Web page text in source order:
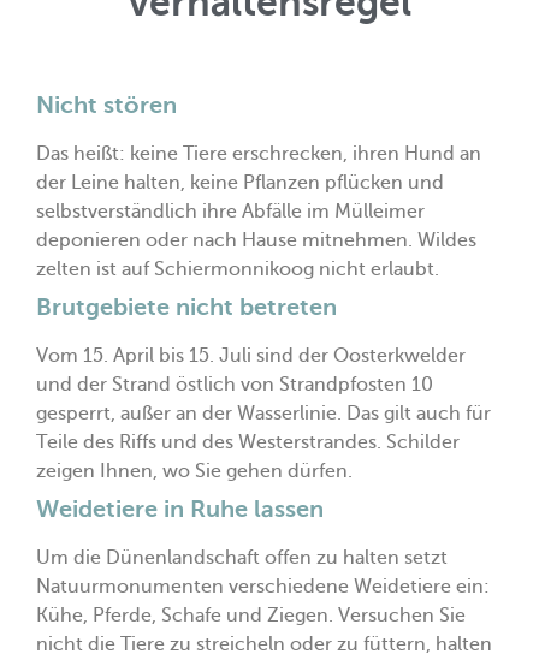
Nicht stören
Das heißt: keine Tiere erschrecken, ihren Hund an
der Leine halten, keine Pflanzen pflücken und
selbstverständlich ihre Abfälle im Mülleimer
deponieren oder nach Hause mitnehmen. Wildes
zelten ist auf Schiermonnikoog nicht erlaubt.
Brutgebiete nicht betreten
Vom 15. April bis 15. Juli sind der Oosterkwelder
und der Strand östlich von Strandpfosten 10
gesperrt, außer an der Wasserlinie. Das gilt auch für
Teile des Riffs und des Westerstrandes. Schilder
zeigen Ihnen, wo Sie gehen dürfen.
Weidetiere in Ruhe lassen
Um die Dünenlandschaft offen zu halten setzt
Natuurmonumenten verschiedene Weidetiere ein:
Kühe, Pferde, Schafe und Ziegen. Versuchen Sie
nicht die Tiere zu streicheln oder zu füttern, halten